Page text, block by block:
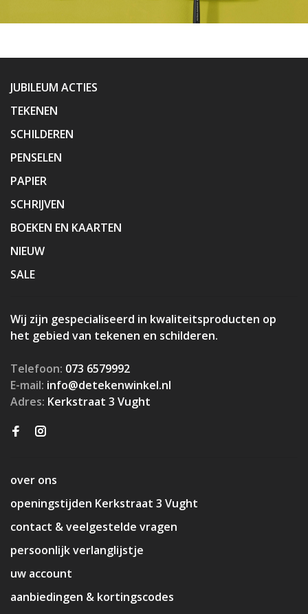
JUBILEUM ACTIES
TEKENEN
SCHILDEREN
PENSELEN
PAPIER
SCHRIJVEN
BOEKEN EN KAARTEN
NIEUW
SALE
Wij zijn gespecialiseerd in kwaliteitsproducten op
het gebied van tekenen en schilderen.
Telefoon: 073 6579992
E-mail: info@detekenwinkel.nl
Adres: Kerkstraat 3 Vught
over ons
openingstijden Kerkstraat 3 Vught
contact & veelgestelde vragen
persoonlijk verlanglijstje
uw account
aanbiedingen & kortingscodes